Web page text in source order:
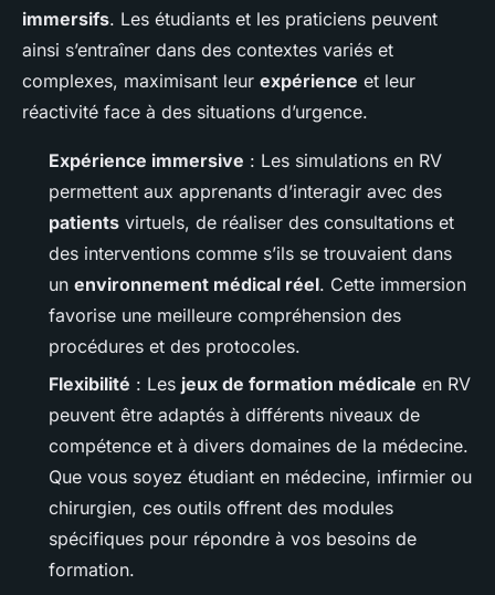
immersifs. Les étudiants et les praticiens peuvent
ainsi s’entraîner dans des contextes variés et
complexes, maximisant leur expérience et leur
réactivité face à des situations d’urgence.
Expérience immersive : Les simulations en RV
permettent aux apprenants d’interagir avec des
patients virtuels, de réaliser des consultations et
des interventions comme s’ils se trouvaient dans
un environnement médical réel. Cette immersion
favorise une meilleure compréhension des
procédures et des protocoles.
Flexibilité : Les jeux de formation médicale en RV
peuvent être adaptés à différents niveaux de
compétence et à divers domaines de la médecine.
Que vous soyez étudiant en médecine, infirmier ou
chirurgien, ces outils offrent des modules
spécifiques pour répondre à vos besoins de
formation.